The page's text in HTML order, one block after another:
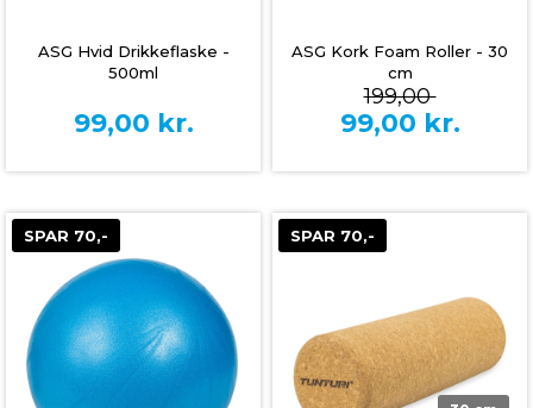
ASG Hvid Drikkeflaske -
500ml
99,00 kr.
ASG Kork Foam Roller - 30
cm
199,00
99,00 kr.
SPAR 70,- SPAR 70,-